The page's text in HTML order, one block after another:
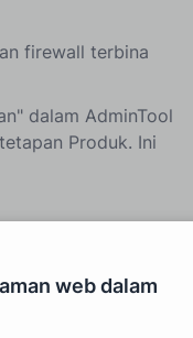
web dalam
firewall terbina
dalam AdminTool
Produk. Ini
utama:
pilihan antivirus
menggunakan